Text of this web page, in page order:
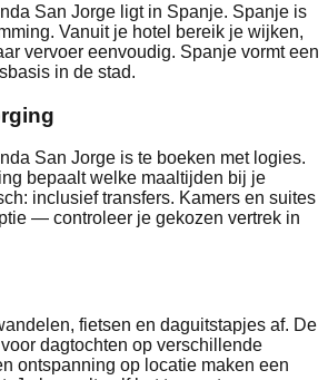
San Jorge ligt in Spanje. Spanje is
Vanuit je hotel bereik je wijken,
vervoer eenvoudig. Spanje vormt een
in de stad.
San Jorge is te boeken met logies.
bepaalt welke maaltijden bij je
inclusief transfers. Kamers en suites
— controleer je gekozen vertrek in
fietsen en daguitstapjes af. De
dagtochten op verschillende
ontspanning op locatie maken een